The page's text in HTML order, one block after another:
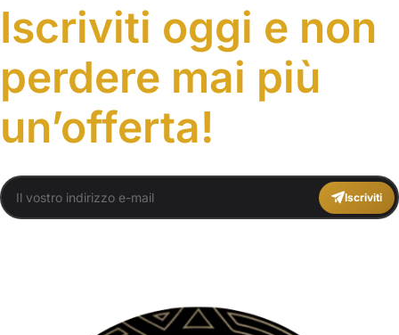
Iscriviti oggi e non
perdere mai più
un’offerta!
Iscriviti